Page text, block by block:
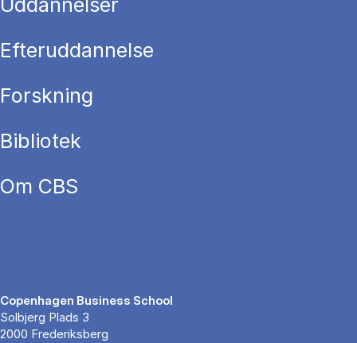
Uddannelser
Efteruddannelse
Forskning
Bibliotek
Om CBS
Copenhagen Business School
Solbjerg Plads 3
2000 Frederiksberg